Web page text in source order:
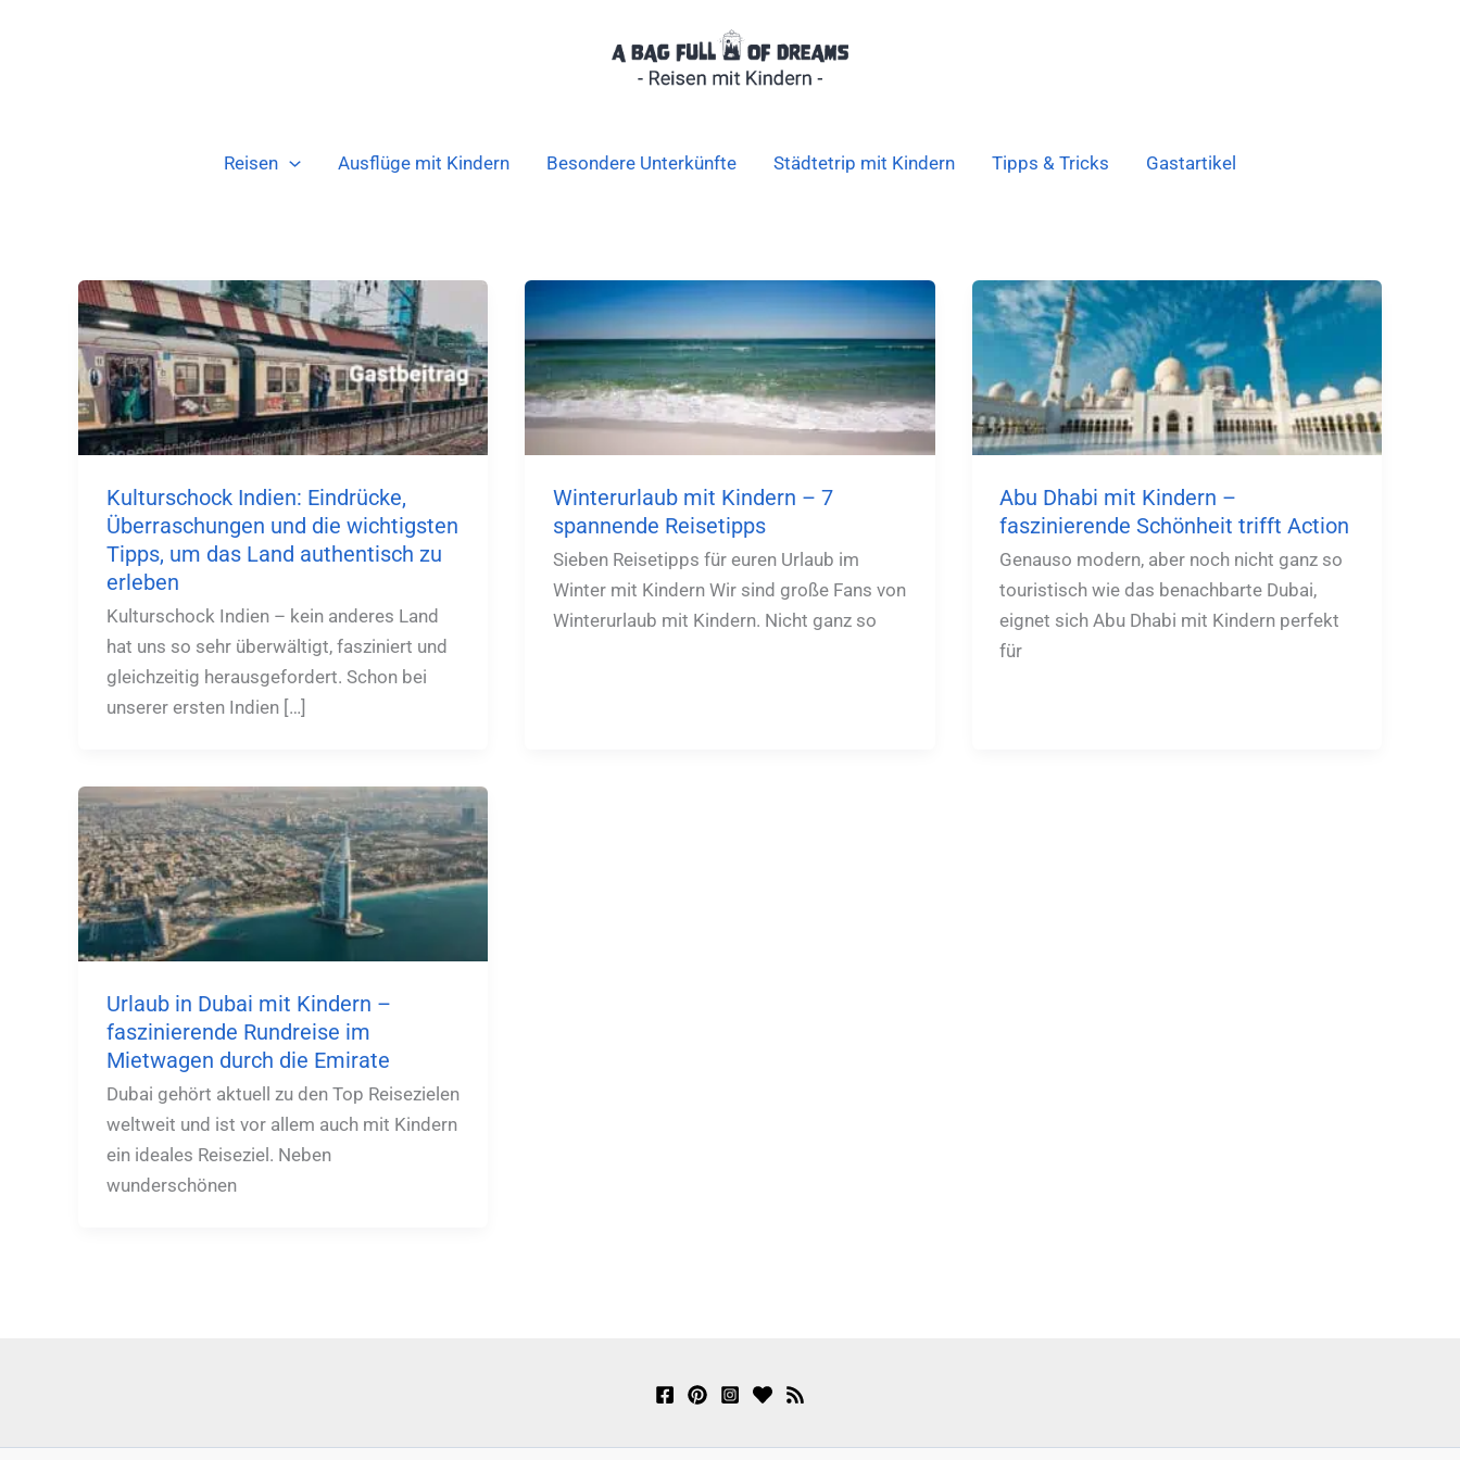
Reisen Ausflüge mit Kindern Besondere Unterkünfte Städtetrip mit Kindern Tipps & Tricks Gastartikel
Kulturschock Indien: Eindrücke,
Überraschungen und die wichtigsten
Tipps, um das Land authentisch zu
erleben
Kulturschock Indien – kein anderes Land
hat uns so sehr überwältigt, fasziniert und
gleichzeitig herausgefordert. Schon bei
unserer ersten Indien […]
Winterurlaub mit Kindern – 7
spannende Reisetipps
Sieben Reisetipps für euren Urlaub im
Winter mit Kindern Wir sind große Fans von
Winterurlaub mit Kindern. Nicht ganz so
Abu Dhabi mit Kindern –
faszinierende Schönheit trifft Action
Genauso modern, aber noch nicht ganz so
touristisch wie das benachbarte Dubai,
eignet sich Abu Dhabi mit Kindern perfekt
für
Urlaub in Dubai mit Kindern –
faszinierende Rundreise im
Mietwagen durch die Emirate
Dubai gehört aktuell zu den Top Reisezielen
weltweit und ist vor allem auch mit Kindern
ein ideales Reiseziel. Neben
wunderschönen